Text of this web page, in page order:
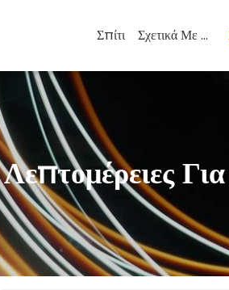
Σπίτι Σχετικά Με Εμάς
Λεπτομέρειες